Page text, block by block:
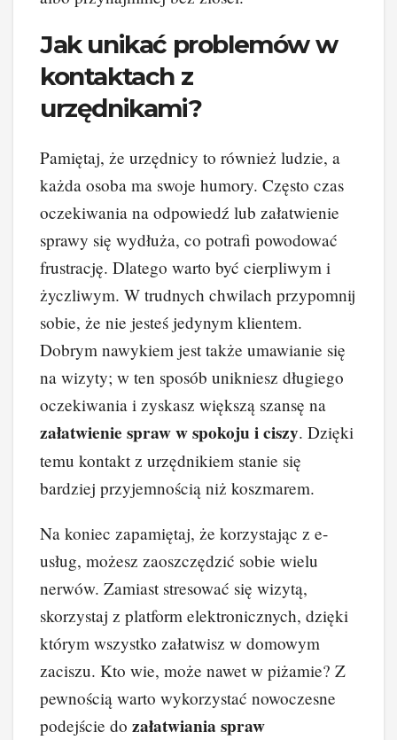
Jak unikać problemów w
kontaktach z
urzędnikami?
Pamiętaj, że urzędnicy to również ludzie, a
każda osoba ma swoje humory. Często czas
oczekiwania na odpowiedź lub załatwienie
sprawy się wydłuża, co potrafi powodować
frustrację. Dlatego warto być cierpliwym i
życzliwym. W trudnych chwilach przypomnij
sobie, że nie jesteś jedynym klientem.
Dobrym nawykiem jest także umawianie się
na wizyty; w ten sposób unikniesz długiego
oczekiwania i zyskasz większą szansę na
załatwienie spraw w spokoju i ciszy. Dzięki
temu kontakt z urzędnikiem stanie się
bardziej przyjemnością niż koszmarem.
Na koniec zapamiętaj, że korzystając z e-
usług, możesz zaoszczędzić sobie wielu
nerwów. Zamiast stresować się wizytą,
skorzystaj z platform elektronicznych, dzięki
którym wszystko załatwisz w domowym
zaciszu. Kto wie, może nawet w piżamie? Z
pewnością warto wykorzystać nowoczesne
podejście do załatwiania spraw